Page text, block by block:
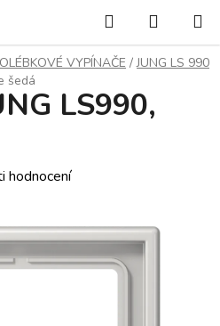
Hledat
KOŠÍK
VYPÍNAČE / JUNG LS 990
šedá
LS990,
hodnocení